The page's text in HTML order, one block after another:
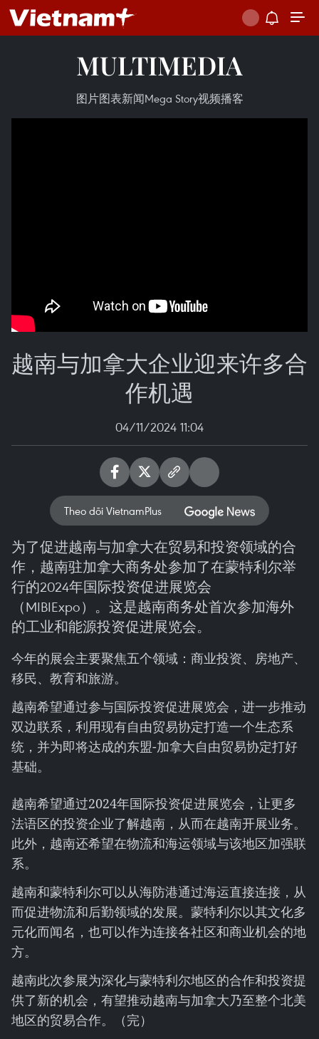
MULTIMEDIA
图片图表新闻Mega Story视频播客
越南与加拿大企业迎来许多合
作机遇
04/11/2024 11:04
Theo dõi VietnamPlus
为了促进越南与加拿大在贸易和投资领域的合
作，越南驻加拿大商务处参加了在蒙特利尔举
行的2024年国际投资促进展览会
（MIBIExpo）。这是越南商务处首次参加海外
的工业和能源投资促进展览会。
今年的展会主要聚焦五个领域：商业投资、房地产、
移民、教育和旅游。
越南希望通过参与国际投资促进展览会，进一步推动
双边联系，利用现有自由贸易协定打造一个生态系
统，并为即将达成的东盟-加拿大自由贸易协定打好
基础。
越南希望通过2024年国际投资促进展览会，让更多
法语区的投资企业了解越南，从而在越南开展业务。
此外，越南还希望在物流和海运领域与该地区加强联
系。
越南和蒙特利尔可以从海防港通过海运直接连接，从
而促进物流和后勤领域的发展。蒙特利尔以其文化多
元化而闻名，也可以作为连接各社区和商业机会的地
方。
越南此次参展为深化与蒙特利尔地区的合作和投资提
供了新的机会，有望推动越南与加拿大乃至整个北美
地区的贸易合作。（完）